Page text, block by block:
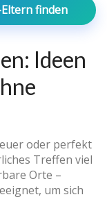
finden
Ideen
oder perfekt
Treffen viel
Orte –
um sich